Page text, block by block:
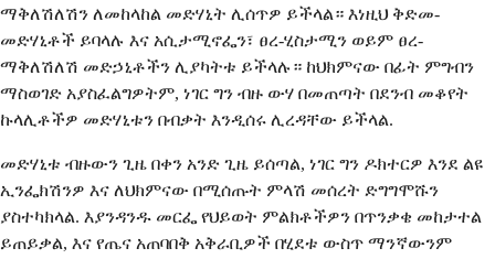
ማቅለሽለሽን ለመከላከል መድሃኒት ሊሰጥዎ ይችላል። እነዚህ ቅድመ-
መድሃኒቶች ይባላሉ እና አሲታሚኖፌን፣ ፀረ-ሂስታሚን ወይም ፀረ-
ማቅለሽለሽ መድኃኒቶችን ሊያካትቱ ይችላሉ። ከህክምናው በፊት ምግብን
ማስወገድ አያስፈልግዎትም, ነገር ግን ብዙ ውሃ በመጠጣት በደንብ መቆየት
ኩላሊቶችዎ መድሃኒቱን በብቃት እንዲሰሩ ሊረዳቸው ይችላል.
መድሃኒቱ ብዙውን ጊዜ በቀን አንድ ጊዜ ይሰጣል, ነገር ግን ዶክተርዎ እንደ ልዩ
ኢንፌክሽንዎ እና ለህክምናው በሚሰጡት ምላሽ መሰረት ድግግሞሹን
ያስተካክላል. እያንዳንዱ መርፌ የህይወት ምልክቶችዎን በጥንቃቄ መከታተል
ይጠይቃል, እና የጤና አጠባበቅ አቅራቢዎች በሂደቱ ውስጥ ማንኛውንም